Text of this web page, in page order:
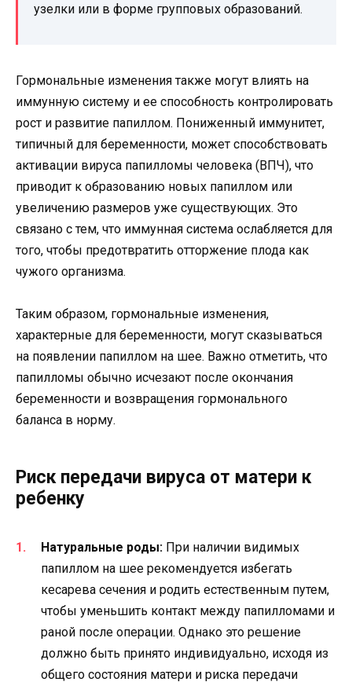
узелки или в форме групповых образований.
Гормональные изменения также могут влиять на
иммунную систему и ее способность контролировать
рост и развитие папиллом. Пониженный иммунитет,
типичный для беременности, может способствовать
активации вируса папилломы человека (ВПЧ), что
приводит к образованию новых папиллом или
увеличению размеров уже существующих. Это
связано с тем, что иммунная система ослабляется для
того, чтобы предотвратить отторжение плода как
чужого организма.
Таким образом, гормональные изменения,
характерные для беременности, могут сказываться
на появлении папиллом на шее. Важно отметить, что
папилломы обычно исчезают после окончания
беременности и возвращения гормонального
баланса в норму.
Риск передачи вируса от матери к
ребенку
Натуральные роды: При наличии видимых
папиллом на шее рекомендуется избегать
кесарева сечения и родить естественным путем,
чтобы уменьшить контакт между папилломами и
раной после операции. Однако это решение
должно быть принято индивидуально, исходя из
общего состояния матери и риска передачи